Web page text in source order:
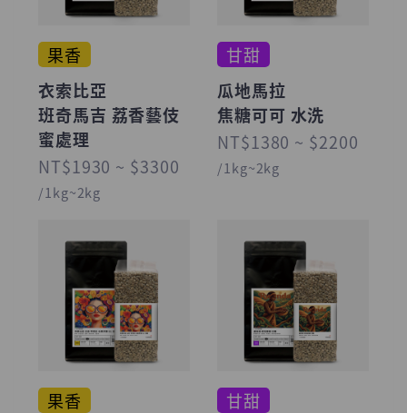
果香
衣索比亞
班奇馬吉 荔香藝伎
蜜處理
NT$1930 ~ $3300
/1kg~2kg
甘甜
瓜地馬拉
焦糖可可 水洗
NT$1380 ~ $2200
/1kg~2kg
果香
甘甜